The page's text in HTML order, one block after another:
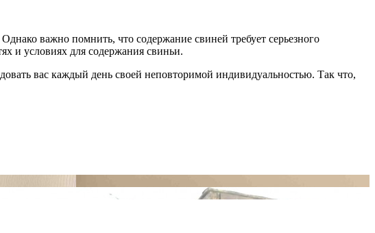
важно помнить, что содержание свиней требует серьезного
и условиях для содержания свиньи.
вас каждый день своей неповторимой индивидуальностью. Так что,